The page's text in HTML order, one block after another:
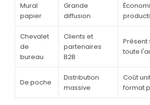
Technologie
Outils & porte-clés
Cuisine
Mural
papier
Grande
diffusion
Chevalet
de
bureau
Clients et
partenaires
B2B
Présent
toute
De poche
Distribution
massive
Coût
format